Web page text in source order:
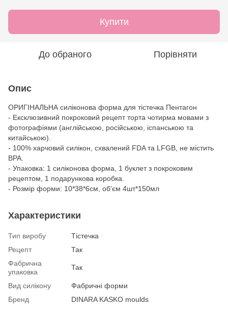
Купити
До обраного Порівняти
Опис
ОРИГІНАЛЬНА силіконова форма для тістечка Пентагон
- Ексклюзивний покроковий рецепт торта чотирма мовами з
фотографіями (англійською, російською, іспанською та
китайською).
- 100% харчовий силікон, схвалений FDA та LFGB, не містить
BPA.
- Упаковка: 1 силіконова форма, 1 буклет з покроковим
рецептом, 1 подарункова коробка.
- Розмір форми: 10*38*6см, об'єм 4шт*150мл
Характеристики
Тип виробу
Tістечка
Рецепт
Так
Фабрична
упаковка
Так
Вид силікону
Фабричні форми
Бренд
DINARA KASKO moulds